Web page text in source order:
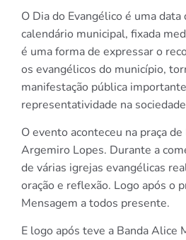
O Dia do Evangélico é uma
calendário municipal, fixada
é uma forma de expressar o
os evangélicos do município,
manifestação pública
representatividade na
O evento aconteceu na praça
Argemiro Lopes. Durante a
de várias igrejas evangélicas
oração e reflexão. Logo após o
Mensagem a todos presente.
E logo após teve a Banda Alice